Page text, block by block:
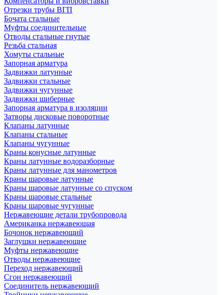
Отрезки трубы ВГП
Бочата стальные
Муфты соединительные
Отводы стальные гнутые
Резьба стальная
Хомуты стальные
Запорная арматура
Задвижки латунные
Задвижки стальные
Задвижки чугунные
Задвижки шиберные
Запорная арматура в изоляции
Затворы дисковые поворотные
Клапаны латунные
Клапаны стальные
Клапаны чугунные
Краны конусные латунные
Краны латунные водоразборные
Краны латунные для манометров
Краны шаровые латунные
Краны шаровые латунные со спуском
Краны шаровые стальные
Краны шаровые чугунные
Нержавеющие детали трубопровода
Американка нержавеющая
Бочонок нержавеющий
Заглушки нержавеющие
Муфты нержавеющие
Отводы нержавеющие
Переход нержавеющий
Сгон нержавеющий
Соединитель нержавеющий